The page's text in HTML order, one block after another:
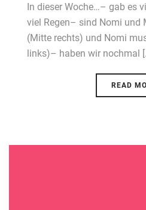
In dieser Woche…– gab es
viel Regen– sind Nomi und
(Mitte rechts) und Nomi
links)– haben wir nochmal
READ